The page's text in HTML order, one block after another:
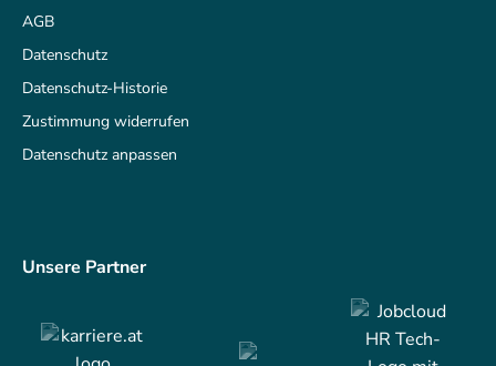
AGB
Datenschutz
Datenschutz-Historie
Zustimmung widerrufen
Datenschutz anpassen
Unsere Partner